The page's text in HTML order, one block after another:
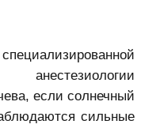
если солнечный
сильные